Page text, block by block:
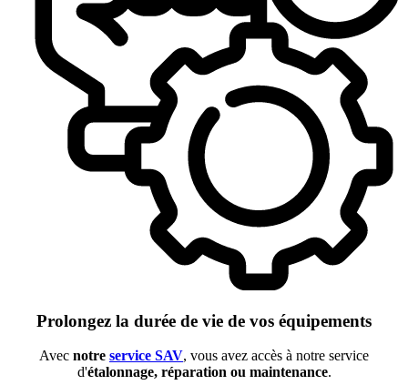
Prolongez la durée de vie de vos équipements
Avec notre service SAV, vous avez accès à notre service
d'étalonnage, réparation ou maintenance.